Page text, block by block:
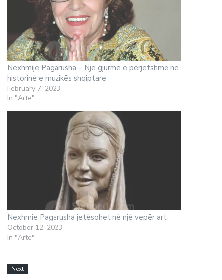
Nexhmije Pagarusha – Një gjurmë e përjetshme në
historinë e muzikës shqiptare
February 7, 2023
In "Arte"
Nexhmie Pagarusha jetësohet në një vepër arti
October 12, 2023
In "Arte"
Next